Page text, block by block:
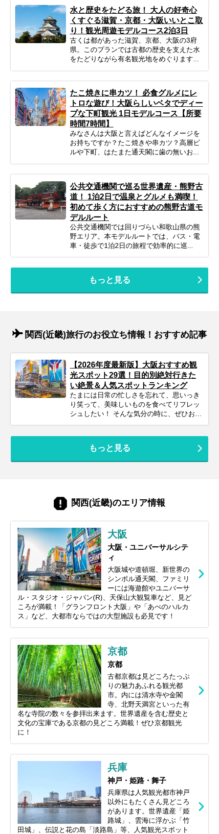
水と歴史をたどる旅！ 大人の好奇心
くすぐる滋賀・京都・大阪いいとこ取
り！観光周遊モデルコース2泊3日
古くは都があった滋賀、京都、大阪の3府
県。このプランでは古都の歴史を支えた水
をたどりながら有名観光地をめぐります...
たこ焼きに串カツ！ 必食グルメにレ
トロな遊び！大阪らしいベタでディー
プな下町観光 1日モデルコース【所要
時間7時間】
みなさんは大阪と言えばどんなイメージを
お持ちですか？たこ焼きや串カツ？高層ビ
ルや下町、はたまた通天閣に歯の無いお...
公共交通機関で巡る世界遺産・熊野古
道！ 1泊2日で温泉とグルメも満喫！
初めて歩く方におすすめの熊野古道モ
デルルート
公共交通機関では回りづらい和歌山県の熊
野エリア。本モデルルートでは、バス・電
車・徒歩で1泊2日の旅程で効率的に巡...
もっと見る
関西(近畿)旅行のお役立ち情報！おすすめ記事
【2026年度最新版】大阪おすすめ観
光スポット29選！目的別絶対行きた
い絶景＆人気スポットランキング
たまには日常の忙しさを忘れて、思いっき
り笑って、美味しいものを食べてリフレッ
シュしたい！ そんな気分の時に、ぜひおす
阪。 活気あふれる“コテコテ”のなにわ文化
はもちろん、近年はキタ（梅田）エリアを
然豊かな北摂・泉州エリアなど、多彩な魅
力に出会えるのも大阪ならでは。 この記事
観光地まで、大阪の魅力をたっぷり楽しめ
るおすすめスポットを厳選してご紹介しま
す。 グルメ、絶景、エンタメ、ショッピン
グ――あなたにぴったりの“大阪旅”がきっ
と見つかるはずです。
もっと見る
関西(近畿)のエリア情報
大阪
大阪・ユニバーサルシテ
ィ
大阪城や道頓堀、新世界の
シンボル通天閣、ファミリ
ーには海遊館やユニバーサ
ル・スタジオ・ジャパン(R)、天保山大観覧車など、見ど
ころが満載！「グランフロント大阪」や「あべのハルカ
ス」など、大都市ならではの大型施設も必見です！
京都
京都
古都京都は見どころたっぷ
りの魅力あふれる観光都
市。内には清水寺や金閣
寺、北野天満宮といった有
名な寺院の数々を参拝出来ます。世界遺産を含む歴史と
文化の宝庫である京都の見どころ満載！ぜひ京都観光
に！
兵庫
神戸・姫路・舞子
兵庫県は人気観光都市神戸
以外にもたくさん見どころ
があります。世界遺産「姫
路城」、雲海に浮かぶ「竹
田城」、伝説と花の島「淡路島」等、人気観光スポット